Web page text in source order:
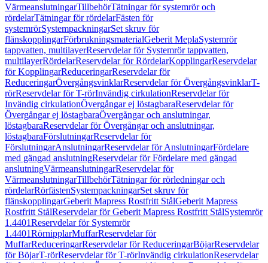
VärmeanslutningarTillbehörTätningar för systemrör och
rördelarTätningar för rördelarFästen för
systemrörSystempackningarSet skruv för
flänskopplingarFörbrukningsmaterialGeberit MeplaSystemrör
tappvatten, multilayerReservdelar för Systemrör tappvatten,
multilayerRördelarReservdelar för RördelarKopplingarReservdelar
för KopplingarReduceringarReservdelar för
ReduceringarÖvergångsvinklarReservdelar för ÖvergångsvinklarT-
rörReservdelar för T-rörInvändig cirkulationReservdelar för
Invändig cirkulationÖvergångar ej löstagbaraReservdelar för
Övergångar ej löstagbaraÖvergångar och anslutningar,
löstagbaraReservdelar för Övergångar och anslutningar,
löstagbaraFörslutningarReservdelar för
FörslutningarAnslutningarReservdelar för AnslutningarFördelare
med gängad anslutningReservdelar för Fördelare med gängad
anslutningVärmeanslutningarReservdelar för
VärmeanslutningarTillbehörTätningar för rörledningar och
rördelarRörfästenSystempackningarSet skruv för
flänskopplingarGeberit Mapress Rostfritt StålGeberit Mapress
Rostfritt StålReservdelar för Geberit Mapress Rostfritt StålSystemrör
1.4401Reservdelar för Systemrör
1.4401RörnipplarMuffarReservdelar för
MuffarReduceringarReservdelar för ReduceringarBöjarReservdelar
för BöjarT-rörReservdelar för T-rörInvändig cirkulationReservdelar